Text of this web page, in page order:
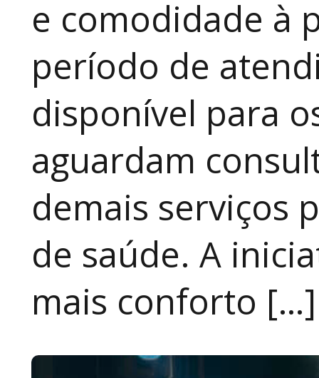
e comodidade à
período de
disponível para
aguardam
demais serviços
de saúde. A
mais conforto […]